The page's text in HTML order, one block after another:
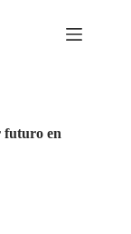
futuro en